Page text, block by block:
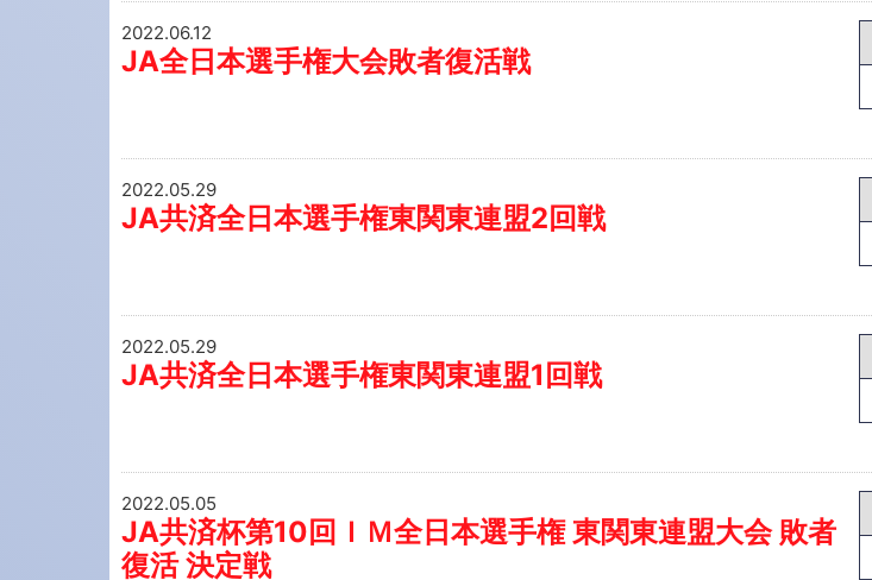
2022.06.12
JA全日本選手権大会敗者復活戦
2022.05.29
JA共済全日本選手権東関東連盟2回戦
2022.05.29
JA共済全日本選手権東関東連盟1回戦
2022.05.05
JA共済杯第10回ＩＭ全日本選手権 東関東連盟大会 敗者
復活 決定戦